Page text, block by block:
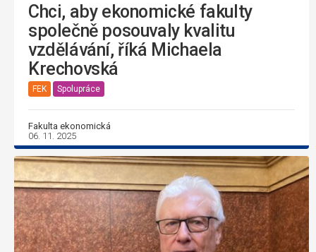
Chci, aby ekonomické fakulty
společně posouvaly kvalitu
vzdělávání, říká Michaela
Krechovská
FEK Spolupráce
Fakulta ekonomická
06. 11. 2025